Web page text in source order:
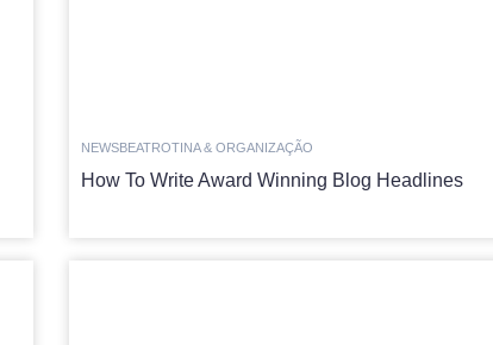
NEWSBEATROTINA & ORGANIZAÇÃO
How To Write Award Winning Blog Headlines